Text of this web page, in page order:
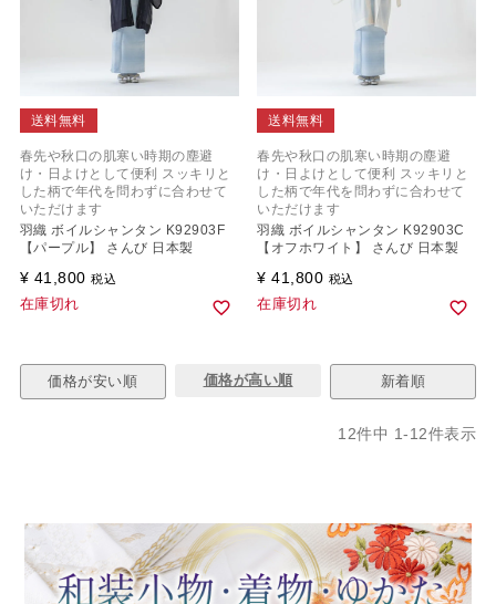
送料無料
春先や秋口の肌寒い時期の塵避
け・日よけとして便利 スッキリと
した柄で年代を問わずに合わせて
いただけます
羽織 ボイルシャンタン K92903F
【パープル】 さんび 日本製
¥ 41,800 税込
在庫切れ
送料無料
春先や秋口の肌寒い時期の塵避
け・日よけとして便利 スッキリと
した柄で年代を問わずに合わせて
いただけます
羽織 ボイルシャンタン K92903C
【オフホワイト】 さんび 日本製
¥ 41,800 税込
在庫切れ
価格が安い順 価格が高い順 新着順
12件中 1-12件表示